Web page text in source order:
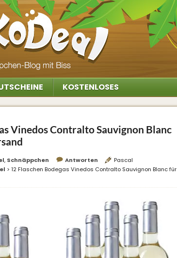
KOSTENLOSES
Vinedos Contralto Sauvignon Blanc
, Schnäppchen Antworten
Pascal
> 12 Flaschen Bodegas Vinedos Contralto Sauvignon Blanc für